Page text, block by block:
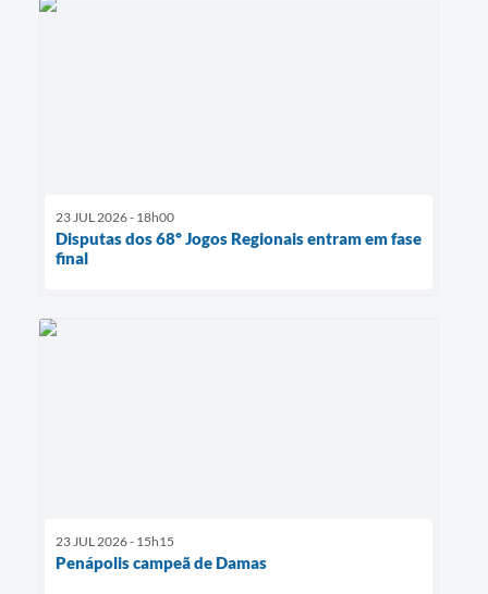
23 JUL 2026 - 18h00
Disputas dos 68º Jogos Regionais entram em fase
final
23 JUL 2026 - 15h15
Penápolis campeã de Damas